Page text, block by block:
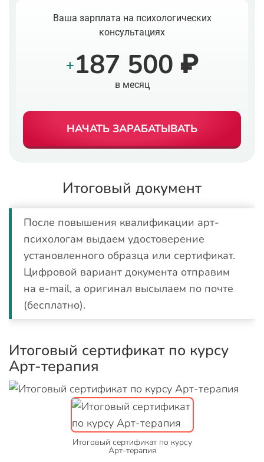
Ваша зарплата на психологических
консультациях
+187 500 ₽
в месяц
НАЧАТЬ ЗАРАБАТЫВАТЬ
Итоговый документ
После повышения квалификации арт-
психологам выдаем удостоверение
установленного образца или сертификат.
Цифровой вариант документа отправим
на e-mail, а оригинал высылаем по почте
(бесплатно).
Итоговый сертификат по курсу
Арт-терапия
Итоговый сертификат по курсу
Арт-терапия